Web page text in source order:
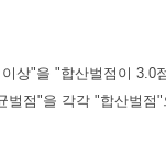
상"을 "합산벌점이
점"을 각각 "합산벌